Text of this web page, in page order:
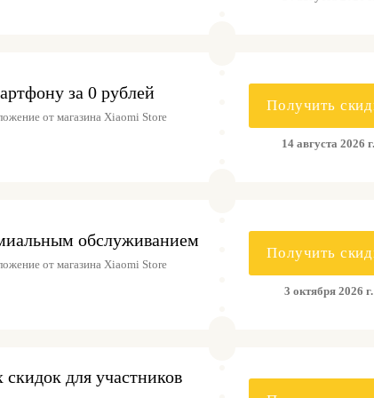
за 0 рублей
от магазина Xiaomi Store
Получить
14 августа 2026 г.
обслуживанием
от магазина Xiaomi Store
Получить
3 октября 2026 г.
для участников